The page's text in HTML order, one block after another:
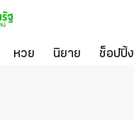
หวย นิยาย ช็อปปิ้ง